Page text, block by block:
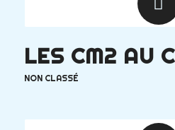
LES CM2 AU
NON CLASSÉ